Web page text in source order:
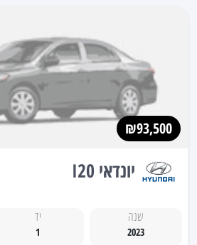
₪93,500
יונדאי I20
שנה
2023
יד
1